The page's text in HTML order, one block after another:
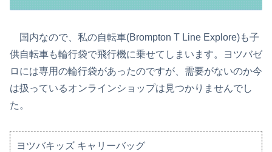
国内なので、私の自転車(Brompton T Line Explore)も子
供自転車も輪行袋で飛行機に乗せてしまいます。ヨツバゼ
ロには専用の輪行袋があったのですが、需要がないのか今
は扱っているオンラインショップは見つかりませんでし
た。
ヨツバキッズ キャリーバッグ